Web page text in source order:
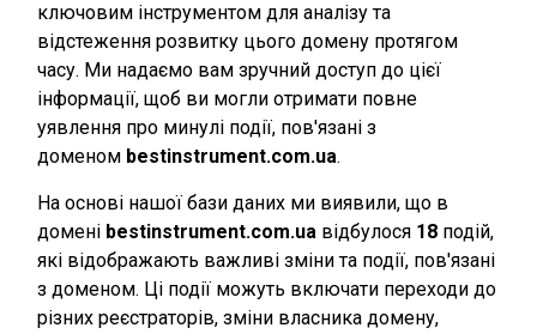
ключовим інструментом для аналізу та
відстеження розвитку цього домену протягом
часу. Ми надаємо вам зручний доступ до цієї
інформації, щоб ви могли отримати повне
уявлення про минулі події, пов'язані з
доменом bestinstrument.com.ua.
На основі нашої бази даних ми виявили, що в
домені bestinstrument.com.ua відбулося 18 подій,
які відображають важливі зміни та події, пов'язані
з доменом. Ці події можуть включати переходи до
різних реєстраторів, зміни власника домену,